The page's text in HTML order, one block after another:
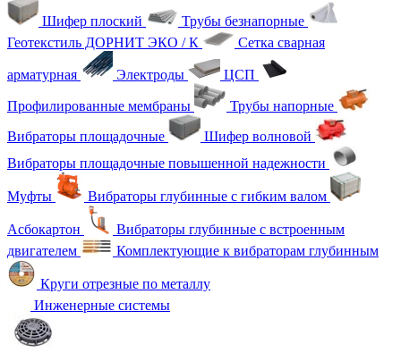
Шифер плоский
Трубы безнапорные
Геотекстиль ДОРНИТ ЭКО / К
Сетка сварная
арматурная Электроды ЦСП
Профилированные мембраны
Трубы напорные
Вибраторы площадочные
Шифер волновой
Вибраторы площадочные повышенной надежности
Муфты Вибраторы глубинные с гибким валом
Асбокартон
Вибраторы глубинные с встроенным
двигателем
Комплектующие к вибраторам глубинным
Круги отрезные по металлу
Инженерные системы